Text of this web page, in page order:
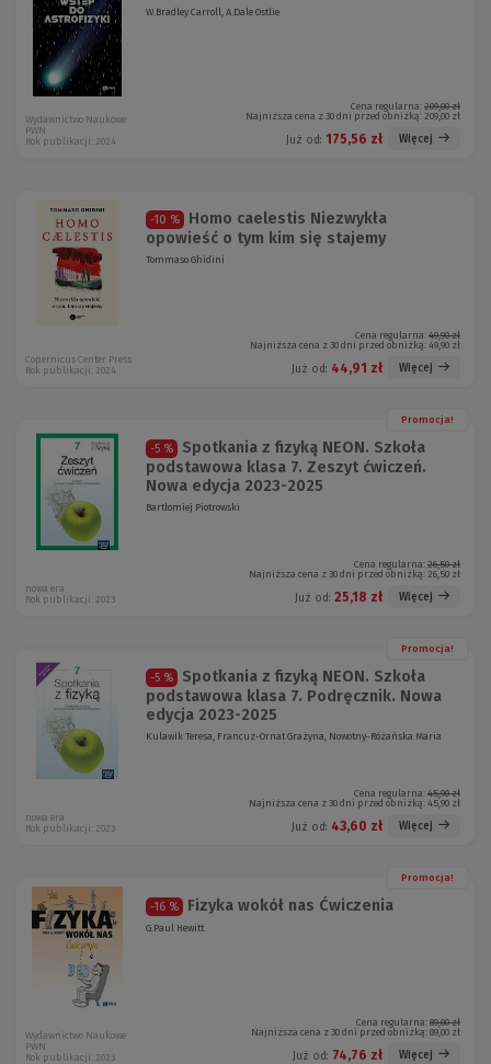
W.Bradley Carroll, A.Dale Ostlie
Cena regularna: 209,00 zł
Najniższa cena z 30 dni przed obniżką: 209,00 zł
Już od: 175,56 zł Więcej
Wydawnictwo Naukowe
PWN
Rok publikacji: 2024
-10 %
Homo caelestis Niezwykła
opowieść o tym kim się stajemy
Tommaso Ghidini
Cena regularna: 49,90 zł
Najniższa cena z 30 dni przed obniżką: 49,90 zł
Już od: 44,91 zł Więcej
Copernicus Center Press
Rok publikacji: 2024
Promocja!
-5 %
Spotkania z fizyką NEON. Szkoła
podstawowa klasa 7. Zeszyt ćwiczeń.
Nowa edycja 2023-2025
Bartłomiej Piotrowski
Cena regularna: 26,50 zł
Najniższa cena z 30 dni przed obniżką: 26,50 zł
Już od: 25,18 zł Więcej
nowa era
Rok publikacji: 2023
Promocja!
-5 %
Spotkania z fizyką NEON. Szkoła
podstawowa klasa 7. Podręcznik. Nowa
edycja 2023-2025
Kulawik Teresa, Francuz-Ornat Grażyna, Nowotny-Różańska Maria
Cena regularna: 45,90 zł
Najniższa cena z 30 dni przed obniżką: 45,90 zł
Już od: 43,60 zł Więcej
nowa era
Rok publikacji: 2023
Promocja!
-16 % Fizyka wokół nas Ćwiczenia
G.Paul Hewitt
Cena regularna: 89,00 zł
Najniższa cena z 30 dni przed obniżką: 89,00 zł
Już od: 74,76 zł Więcej
Wydawnictwo Naukowe
PWN
Rok publikacji: 2023